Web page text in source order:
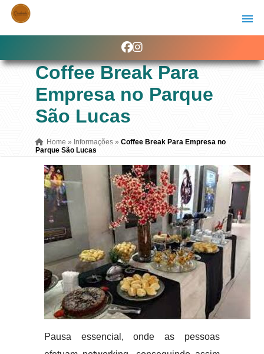
Coffee Break Para
Empresa no Parque
São Lucas
Home » Informações » Coffee Break Para Empresa no
Parque São Lucas
Pausa essencial, onde as pessoas